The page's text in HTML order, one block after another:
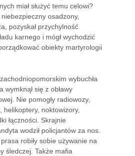
miał służyć temu celowi?
osadzony,
pozyskał przychylność
karnego i mógł wychodzić
obiekty martyrologii
wybuchła
wymknął się z obławy
Nie pomogły radiowozy,
helikoptery, noktowizory,
łączności. Skrajnie
wodził policjantów za nos.
robiły sobie używanie na
śledczej. Także mafia